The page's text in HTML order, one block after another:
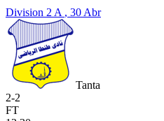
Division 2 A , 30 Abr
Tanta
2-2
FT